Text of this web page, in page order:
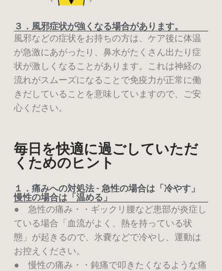
３．風邪症状が強くなる場合があります。
風邪などの症状をお持ちの方は、ケア後に体温
が急激にあがったり、鼻水がたくさん出たり症
状が激しくなることがあります。これは神経の
流れがスムーズになることで免疫力が正常に働
きだしていることを意味していますので、ご安
心ください。
毎日を快適に過ごしていただ
くためのヒント
１．痛みへの対処法 - 急性の場合は「冷やす」
慢性の場合は「温める」
● 急性の痛み・・ギックリ腰など患部が炎症し
ている場合「血流がよく、熱を持っている状
態」 が起きるので、氷嚢などで冷やし、運動は
お控えください。
● 慢性の痛み・・鈍痛で叩きたくなるような痛